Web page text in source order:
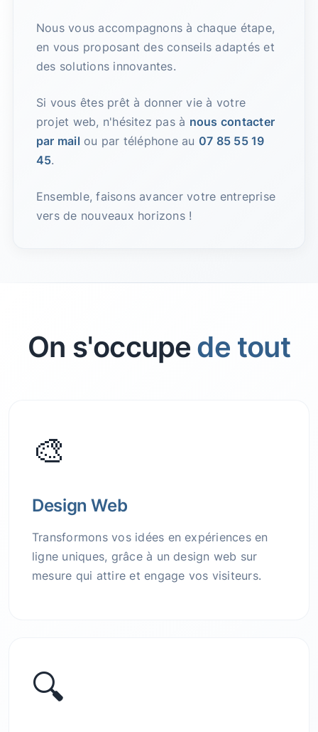
Nous vous accompagnons à chaque étape,
en vous proposant des conseils adaptés et
des solutions innovantes.
Si vous êtes prêt à donner vie à votre
projet web, n'hésitez pas à nous contacter
par mail ou par téléphone au 07 85 55 19
45.
Ensemble, faisons avancer votre entreprise
vers de nouveaux horizons !
On s'occupe de tout
🎨
Design Web
Transformons vos idées en expériences en
ligne uniques, grâce à un design web sur
mesure qui attire et engage vos visiteurs.
🔍